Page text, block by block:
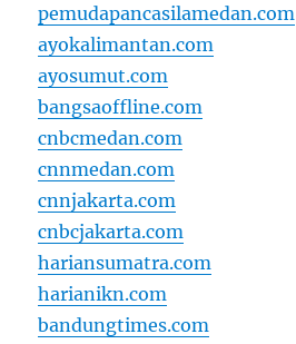
pemudapancasilamedan.com
ayokalimantan.com
ayosumut.com
bangsaoffline.com
cnbcmedan.com
cnnmedan.com
cnnjakarta.com
cnbcjakarta.com
hariansumatra.com
harianikn.com
bandungtimes.com